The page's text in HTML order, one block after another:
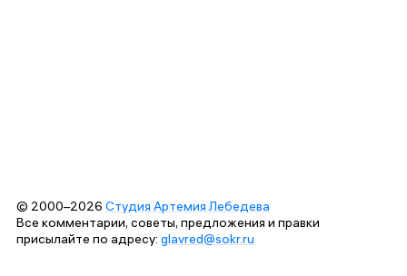
© 2000–2026 Студия Артемия Лебедева
Все комментарии, советы, предложения и правки
присылайте по адресу: glavred@sokr.ru